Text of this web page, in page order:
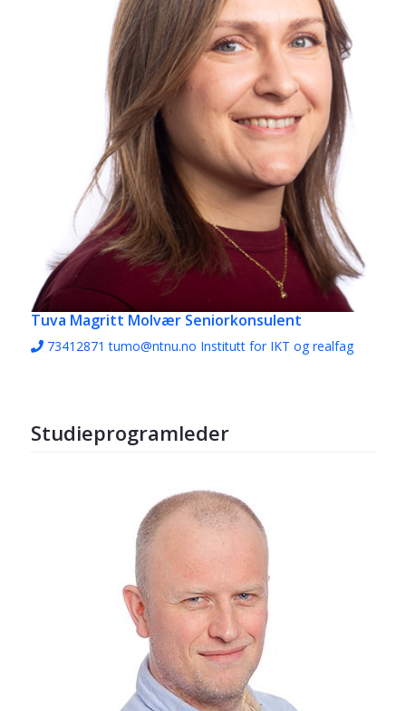
Tuva Magritt Molvær Seniorkonsulent
73412871 tumo@ntnu.no Institutt for IKT og realfag
Studieprogramleder